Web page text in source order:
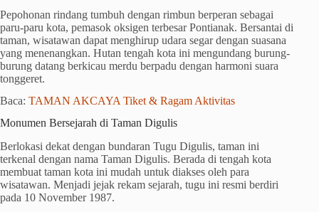
Pepohonan rindang tumbuh dengan rimbun berperan sebagai
paru-paru kota, pemasok oksigen terbesar Pontianak. Bersantai di
taman, wisatawan dapat menghirup udara segar dengan suasana
yang menenangkan. Hutan tengah kota ini mengundang burung-
burung datang berkicau merdu berpadu dengan harmoni suara
tonggeret.
Baca: TAMAN AKCAYA Tiket & Ragam Aktivitas
Monumen Bersejarah di Taman Digulis
Berlokasi dekat dengan bundaran Tugu Digulis, taman ini
terkenal dengan nama Taman Digulis. Berada di tengah kota
membuat taman kota ini mudah untuk diakses oleh para
wisatawan. Menjadi jejak rekam sejarah, tugu ini resmi berdiri
pada 10 November 1987.